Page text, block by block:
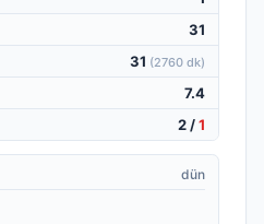
31
31 (2760 dk)
7.4
2 /1
dün